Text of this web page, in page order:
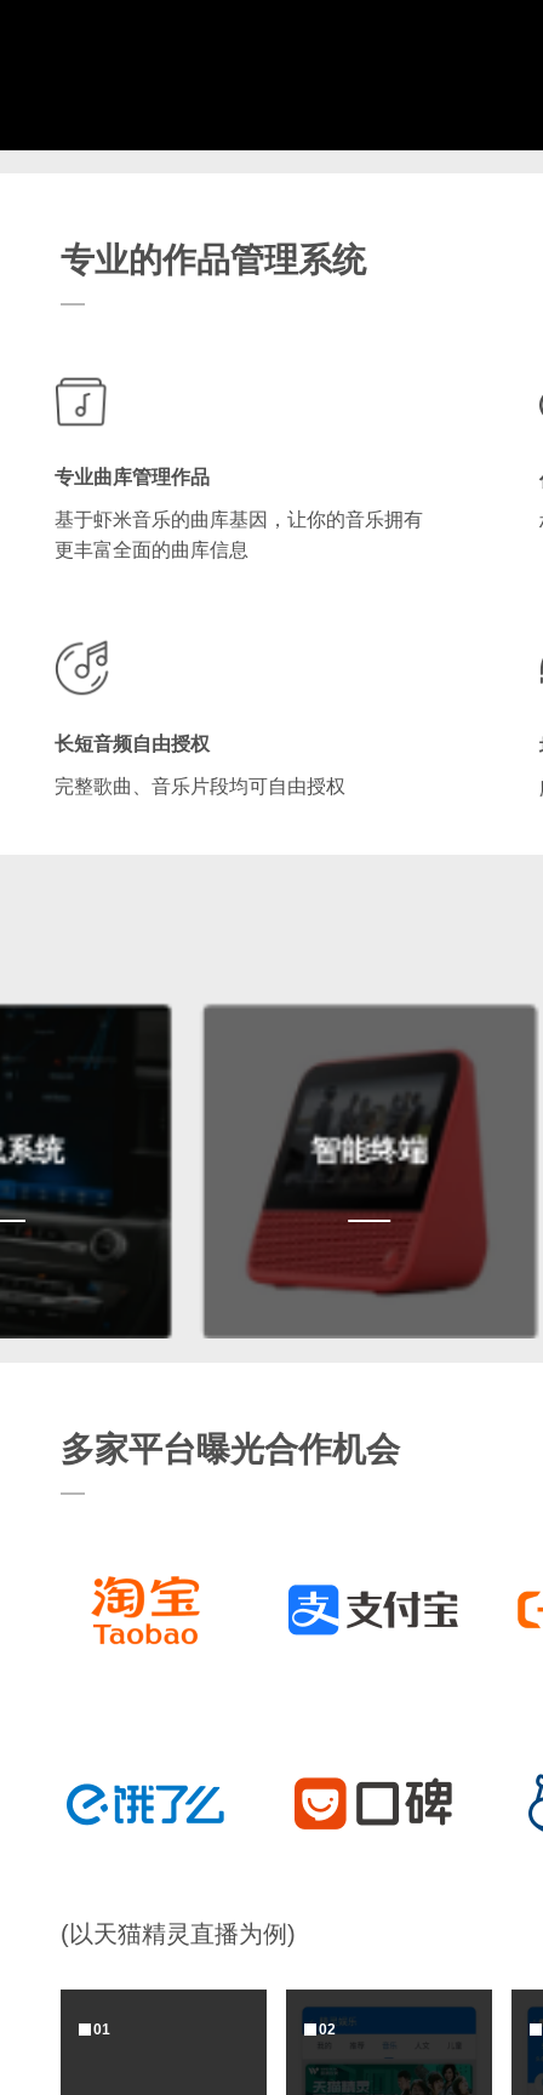
专业的作品管理系统
专业曲库管理作品
基于虾米音乐的曲库基因，让你的音乐拥有
更丰富全面的曲库信息
长短音频自由授权
完整歌曲、音乐片段均可自由授权
智能终端
多家平台曝光合作机会
(以天猫精灵直播为例)
01 02